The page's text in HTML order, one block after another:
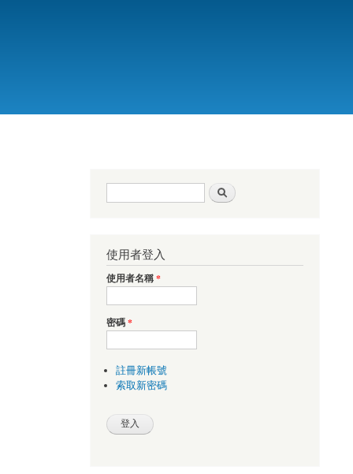
搜尋表單
使用者登入
使用者名稱*
密碼*
註冊新帳號
索取新密碼